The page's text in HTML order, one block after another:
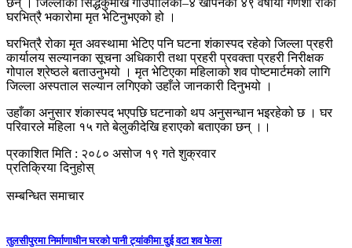
घरभित्रै भकारोमा मृत भेटिनुभएको हो ।
घरभित्रै रोका मृत अवस्थामा भेटिए पनि घटना शंकास्पद रहेको जिल्ला प्रहरी
कार्यालय सल्यानका सूचना अधिकारी तथा प्रहरी प्रवक्ता प्रहरी निरीक्षक
गोपाल श्रेष्ठले बताउनुभयो । मृत भेटिएका महिलाको शव पोष्टमार्टमको लागि
जिल्ला अस्पताल सल्यान लगिएको उहाँले जानकारी दिनुभयो ।
उहाँका अनुसार शंकास्पद भएपछि घटनाको थप अनुसन्धान भइरहेको छ । घर
परिवारले महिला १५ गते बेलुकीदेखि हराएको बताएका छन् ।।
प्रकाशित मिति : २०८० असोज १९ गते शुक्रवार
प्रतिक्रिया दिनुहोस्
सम्बन्धित समाचार
तुलसीपुरमा निर्माणाधीन घरको पानी ट्यांकीमा दुई वटा शव फेला